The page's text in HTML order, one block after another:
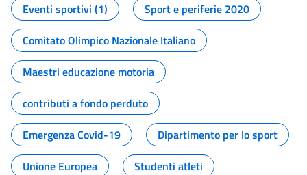
Eventi sportivi (1)
Sport e periferie 2020
Comitato Olimpico Nazionale Italiano
Maestri educazione motoria
contributi a fondo perduto
Emergenza Covid-19
Dipartimento per lo sport
Unione Europea
Studenti atleti